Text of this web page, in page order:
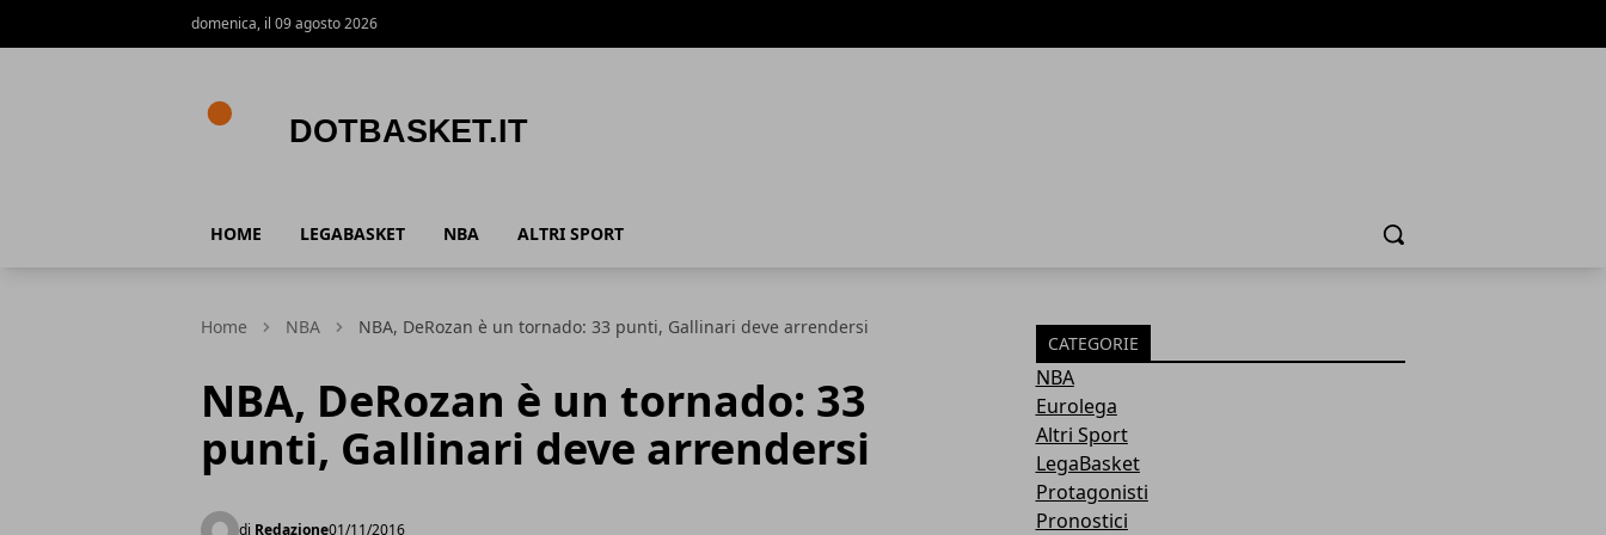
domenica, il 09 agosto 2026
HOME LEGABASKET NBA ALTRI SPORT Cerca
Home NBA NBA, DeRozan è un tornado: 33 punti, Gallinari deve arrendersi
NBA, DeRozan è un tornado: 33
punti, Gallinari deve arrendersi
di Redazione01/11/2016
CATEGORIE
NBA
Eurolega
Altri Sport
LegaBasket
Protagonisti
Pronostici